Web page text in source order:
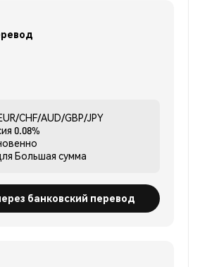
CHF/AUD/GBP/JPY
0.08%
Большая сумма
банковский перевод